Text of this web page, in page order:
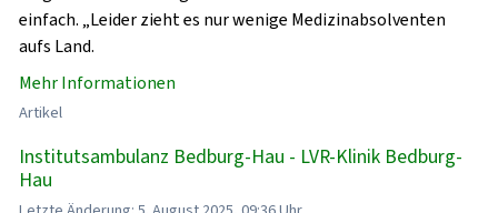
einfach. „Leider zieht es nur wenige Medizinabsolventen
aufs Land.
Mehr Informationen
Artikel
Institutsambulanz Bedburg-Hau - LVR-Klinik Bedburg-
Hau